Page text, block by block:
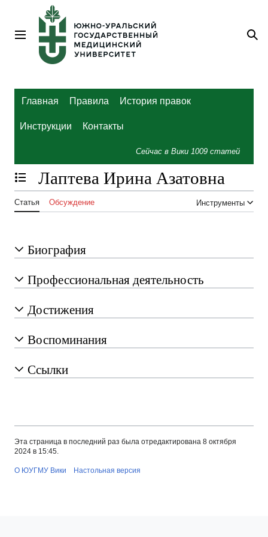
содержанию
Главное меню
Главная Правила История правок
Инструкции Контакты
Сейчас в Вики 1009 статей
Отобразить/Скрыть содержание
Лаптева Ирина Азатовна
Статья Обсуждение Инструменты
Биография
Профессиональная деятельность
Достижения
Воспоминания
Ссылки
Эта страница в последний раз была отредактирована 8 октября
2024 в 15:45.
О ЮУГМУ Вики Настольная версия